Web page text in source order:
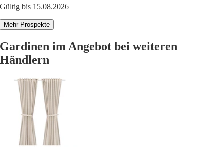
Gültig bis 15.08.2026
Mehr Prospekte
Gardinen im Angebot bei weiteren
Händlern